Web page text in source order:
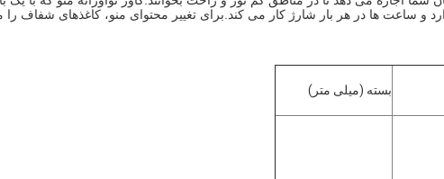
و ساعت ها در هر بار شارژ کار می کند.برای تغییر محتوای منو، کاغذهای شفاف
بسته (میلی متر)